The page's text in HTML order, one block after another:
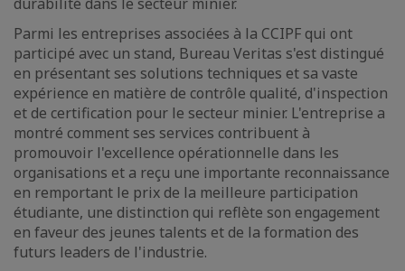
Parmi les entreprises associées à la CCIPF qui ont
participé avec un stand, Bureau Veritas s'est distingué
en présentant ses solutions techniques et sa vaste
expérience en matière de contrôle qualité, d'inspection
et de certification pour le secteur minier. L'entreprise a
montré comment ses services contribuent à
promouvoir l'excellence opérationnelle dans les
organisations et a reçu une importante reconnaissance
en remportant le prix de la meilleure participation
étudiante, une distinction qui reflète son engagement
en faveur des jeunes talents et de la formation des
futurs leaders de l'industrie.